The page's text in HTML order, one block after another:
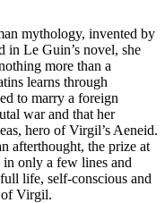
mythology, invented by
Le Guin’s novel, she
more than a
learns through
to marry a foreign
war and that her
hero of Virgil’s Aeneid.
afterthought, the prize at
in only a few lines and
life, self-conscious and
of Virgil.